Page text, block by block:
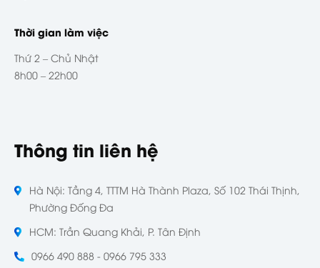
Thời gian làm việc
Thứ 2 – Chủ Nhật
8h00 – 22h00
Thông tin liên hệ
Hà Nội: Tầng 4, TTTM Hà Thành Plaza, Số 102 Thái Thịnh,
Phường Đống Đa
HCM: Trần Quang Khải, P. Tân Định
0966 490 888 - 0966 795 333